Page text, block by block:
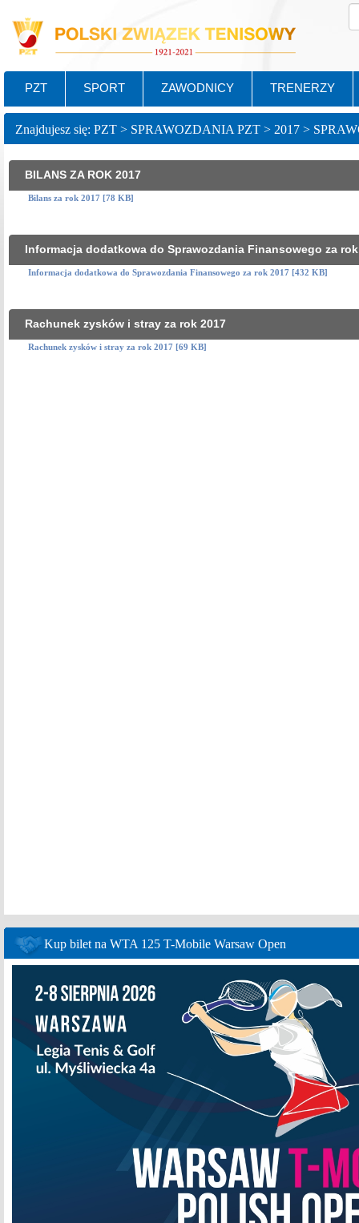
PZT SPORT ZAWODNICY TRENERZY
Znajdujesz się: PZT > SPRAWOZDANIA PZT > 2017 >
BILANS ZA ROK 2017
Bilans za rok 2017 [78 KB]
Informacja dodatkowa do Sprawozdania Finansowego za rok
Informacja dodatkowa do Sprawozdania Finansowego za rok 2017 [432 KB]
Rachunek zysków i stray za rok 2017
Rachunek zysków i stray za rok 2017 [69 KB]
Kup bilet na WTA 125 T-Mobile Warsaw Open